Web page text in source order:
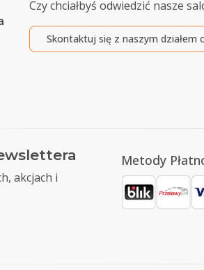
Czy chciałbyś odwiedzić nasze
Skontaktuj się z naszym działem
akcjach i
Metody